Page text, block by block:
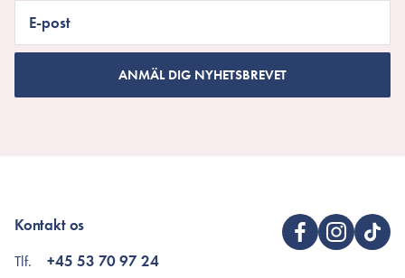
E-post
ANMÄL DIG NYHETSBREVET
Kontakt os
Tlf.
+45 53 70 97 24